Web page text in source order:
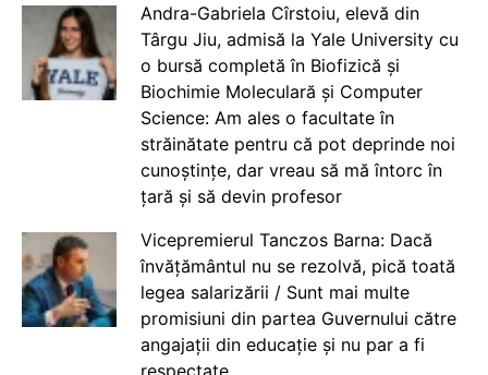
Andra-Gabriela Cîrstoiu, elevă din
Târgu Jiu, admisă la Yale University cu
o bursă completă în Biofizică și
Biochimie Moleculară și Computer
Science: Am ales o facultate în
străinătate pentru că pot deprinde noi
cunoștințe, dar vreau să mă întorc în
țară și să devin profesor
Vicepremierul Tanczos Barna: Dacă
învățământul nu se rezolvă, pică toată
legea salarizării / Sunt mai multe
promisiuni din partea Guvernului către
angajații din educație și nu par a fi
respectate